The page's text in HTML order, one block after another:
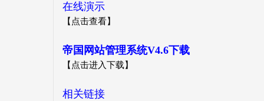
在线演示
【 点击查看】
帝国网站管理系统V4.6下载
【 点击进入下载 】
相关链接